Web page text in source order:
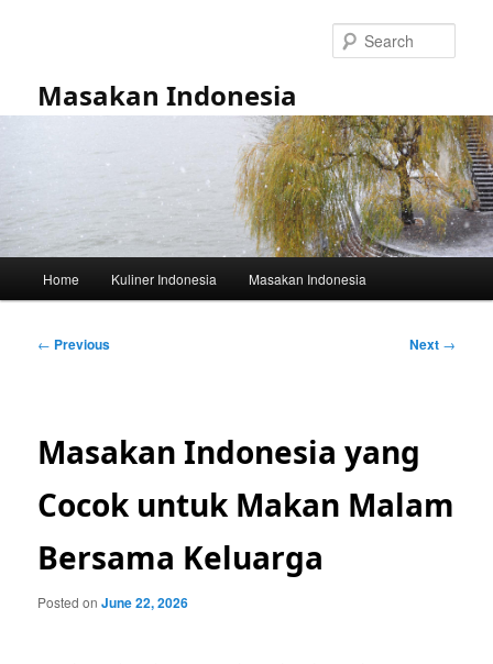
Masakan Indonesia
Home Kuliner Indonesia Masakan Indonesia
Post
← Previous Next →
Masakan Indonesia yang
Cocok untuk Makan Malam
Bersama Keluarga
Posted onJune 22, 2026